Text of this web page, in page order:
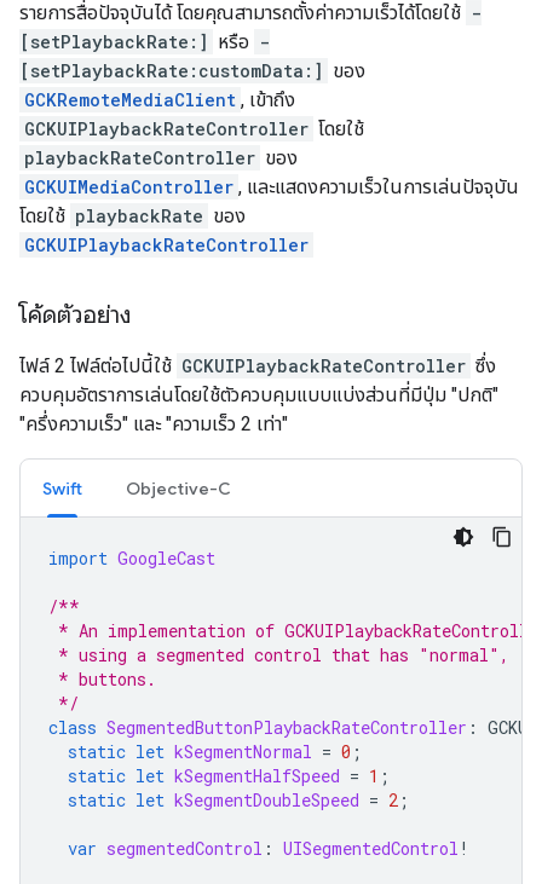
รายการสื่อปัจจุบันได้ โดยคุณสามารถตั้งค่าความเร็วได้โดยใช้ -
[setPlaybackRate:] หรือ -
[setPlaybackRate:customData:] ของ
GCKRemoteMediaClient , เข้าถึง
GCKUIPlaybackRateController โดยใช้
playbackRateController ของ
GCKUIMediaController , และแสดงความเร็วในการเล่นปัจจุบัน
โดยใช้ playbackRate ของ
GCKUIPlaybackRateController
โค้ดตัวอย่าง
ไฟล์ 2 ไฟล์ต่อไปนี้ใช้ GCKUIPlaybackRateController ซึ่ง
ควบคุมอัตราการเล่นโดยใช้ตัวควบคุมแบบแบ่งส่วนที่มีปุ่ม "ปกติ"
"ครึ่งความเร็ว" และ "ความเร็ว 2 เท่า"
Swift Objective-C
import GoogleCast
/**
* An implementation of
* using a segmented control that has "normal",
* buttons.
*/
class SegmentedButtonPlaybackRateController :
static let kSegmentNormal = 0 ;
static let kSegmentHalfSpeed = 1 ;
static let kSegmentDoubleSpeed = 2 ;
var segmentedControl : UISegmentedControl !